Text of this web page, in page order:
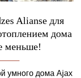
Alianse для
дома
меньше!
умного дома Ajax